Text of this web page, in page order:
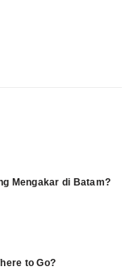
Mengakar di Batam?
to Go?